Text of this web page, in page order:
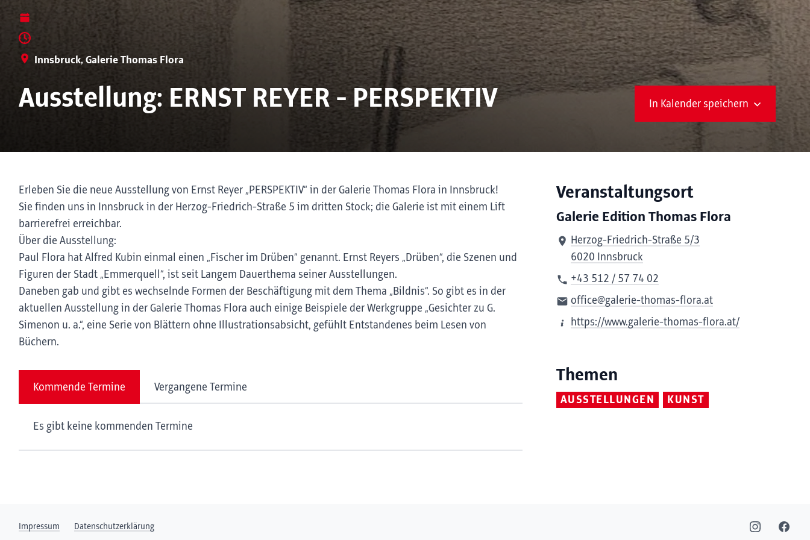
Innsbruck, Galerie Thomas Flora
Ausstellung: ERNST REYER - PERSPEKTIV In Kalender speichern
Erleben Sie die neue Ausstellung von Ernst Reyer „PERSPEKTIV“ in der Galerie Thomas Flora in Innsbruck!
Sie finden uns in Innsbruck in der Herzog-Friedrich-Straße 5 im dritten Stock; die Galerie ist mit einem Lift
barrierefrei erreichbar.
Über die Ausstellung:
Paul Flora hat Alfred Kubin einmal einen „Fischer im Drüben“ genannt. Ernst Reyers „Drüben“, die Szenen und
Figuren der Stadt „Emmerquell“, ist seit Langem Dauerthema seiner Ausstellungen.
Daneben gab und gibt es wechselnde Formen der Beschäftigung mit dem Thema „Bildnis“. So gibt es in der
aktuellen Ausstellung in der Galerie Thomas Flora auch einige Beispiele der Werkgruppe „Gesichter zu G.
Simenon u. a.“, eine Serie von Blättern ohne Illustrationsabsicht, gefühlt Entstandenes beim Lesen von
Büchern.
Kommende Termine Vergangene Termine
Es gibt keine kommenden Termine
Veranstaltungsort
Galerie Edition Thomas Flora
Herzog-Friedrich-Straße 5/3
6020 Innsbruck
+43 512 / 57 74 02
office@galerie-thomas-flora.at
https://www.galerie-thomas-flora.at/
Themen
AUSSTELLUNGEN KUNST
Impressum Datenschutzerklärung